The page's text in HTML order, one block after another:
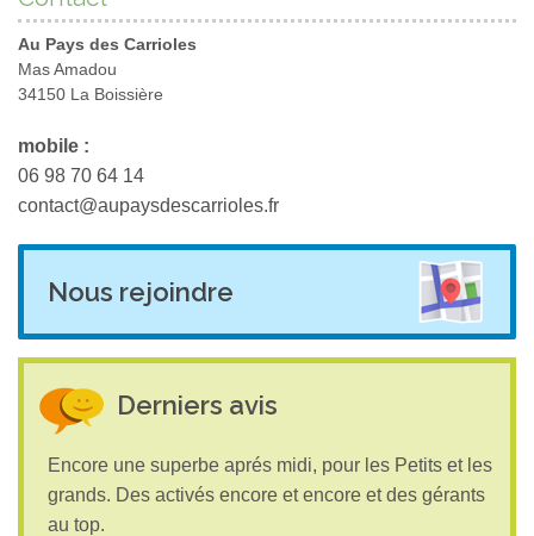
Au Pays des Carrioles
Mas Amadou
34150 La Boissière
mobile :
06 98 70 64 14
contact@aupaysdescarrioles.fr
Nous rejoindre
Derniers avis
Encore une superbe aprés midi, pour les Petits et les
grands. Des activés encore et encore et des gérants
au top.